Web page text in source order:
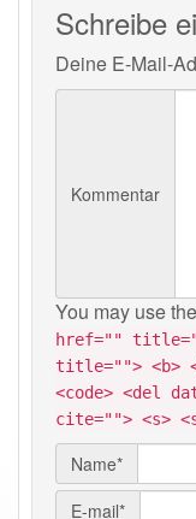
Schreibe
Deine E-Mail-
Kommentar
You may use
href=""
title=""> <b>
<code> <del
cite=""> <s>
Name*
E-mail*